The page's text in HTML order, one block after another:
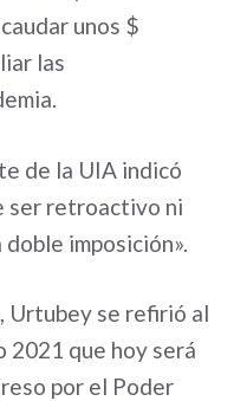
unos $
las
de la UIA indicó
ser retroactivo ni
imposición».
Urtubey se refirió al
2021 que hoy será
por el Poder